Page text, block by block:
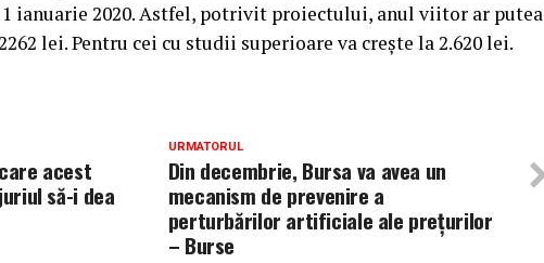
ianuarie 2020. Astfel, potrivit proiectului, anul viitor ar putea
lei. Pentru cei cu studii superioare va crește la 2.620 lei.
URMATORUL
Din decembrie, Bursa va avea un
mecanism de prevenire a
perturbărilor artificiale ale prețurilor
– Burse
acest
să-i dea